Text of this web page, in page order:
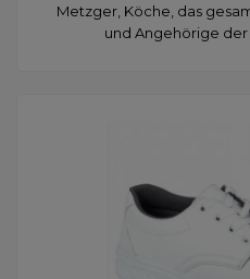
Metzger, Köche, das
und Angehörige der